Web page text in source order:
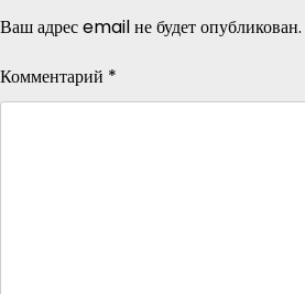
Ваш адрес email не будет опубликован.
Комментарий *